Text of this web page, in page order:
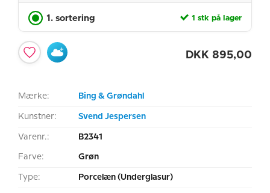
1. sortering 1 stk på lager
DKK 895,00
Mærke: Bing & Grøndahl
Kunstner: Svend Jespersen
Varenr.: B2341
Farve: Grøn
Type: Porcelæn (Underglasur)